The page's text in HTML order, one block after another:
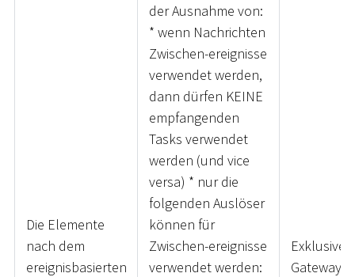
Die Elemente
nach dem
ereignisbasierten
der Ausnahme von:
* wenn Nachrichten
Zwischen-ereignisse
verwendet werden,
dann dürfen KEINE
empfangenden
Tasks verwendet
werden (und vice
versa) * nur die
folgenden Auslöser
können für
Zwischen-ereignisse
verwendet werden:
Exklusives
Gateway,